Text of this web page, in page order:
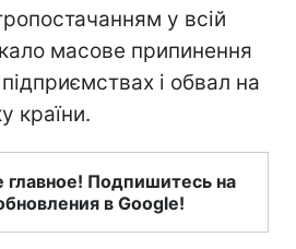
у всій
масове припинення
і обвал на
країни.
главное! Подпишитесь на
в Google!